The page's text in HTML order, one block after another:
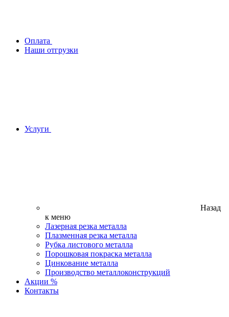
Оплата
Наши отгрузки
Услуги
Назад
к меню
Лазерная резка металла
Плазменная резка металла
Рубка листового металла
Порошковая покраска металла
Цинкование металла
Производство металлоконструкций
Акции %
Контакты